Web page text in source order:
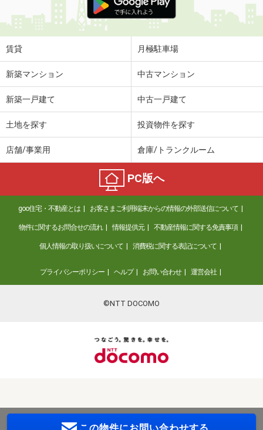
賃貸 月極駐車場
新築マンション 中古マンション
新築一戸建て 中古一戸建て
土地を探す 投資物件を探す
店舗/事業用 倉庫/トランクルーム
PC版へ
goo住宅・不動産とは お客さまご利用端末からの情報の外部送信について
物件に関するお問合せの流れ 情報提供元 不動産情報に関する免責事項
個人情報の取り扱いについて 消費税に関する表記について
プライバシーポリシー ヘルプ お問い合わせ 運営会社
©NTT DOCOMO